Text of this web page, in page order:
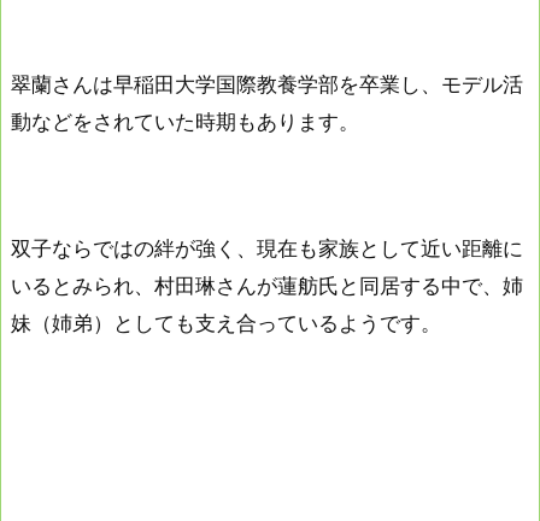
翠蘭さんは早稲田大学国際教養学部を卒業し、モデル活
動などをされていた時期もあります。
双子ならではの絆が強く、現在も家族として近い距離に
いるとみられ、村田琳さんが蓮舫氏と同居する中で、姉
妹（姉弟）としても支え合っているようです。